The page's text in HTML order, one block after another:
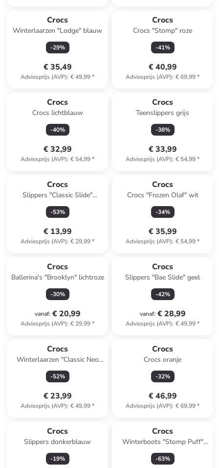
Crocs
Winterlaarzen "Lodge" blauw
-29%
€ 35,49
Adviesprijs (AVP): € 49,99*
Crocs
Crocs "Stomp" roze
-41%
€ 40,99
Adviesprijs (AVP): € 69,99*
Crocs
Crocs lichtblauw
-40%
€ 32,99
Adviesprijs (AVP): € 54,99*
Crocs
Teenslippers grijs
-38%
€ 33,99
Adviesprijs (AVP): € 54,99*
Crocs
Slippers "Classic Slide"
donkerblauw
-53%
€ 13,99
Adviesprijs (AVP): € 29,99*
Crocs
Crocs "Frozen Olaf" wit
-34%
€ 35,99
Adviesprijs (AVP): € 54,99*
Crocs
Ballerina's "Brooklyn" lichtroze
-30%
vanaf: € 20,99
Adviesprijs (AVP): € 29,99*
Crocs
Slippers "Bae Slide" geel
-42%
vanaf: € 28,99
Adviesprijs (AVP): € 49,99*
Crocs
Winterlaarzen "Classic Neo
Puff" donkerblauw
-52%
€ 23,99
Adviesprijs (AVP): € 49,99*
Crocs
Crocs oranje
-32%
€ 46,99
Adviesprijs (AVP): € 69,99*
Crocs
Slippers donkerblauw
-19%
Crocs
Winterboots "Stomp Puff"
zwart
-63%